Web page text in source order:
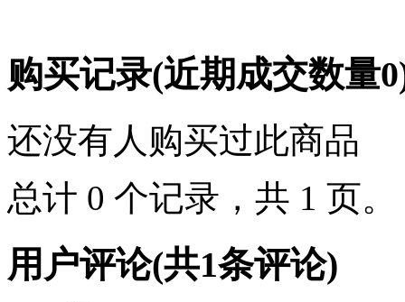
购买记录(近期成交数量0
还没有人购买过此商品
总计 0 个记录，共 1 页。
用户评论(共1条评论)